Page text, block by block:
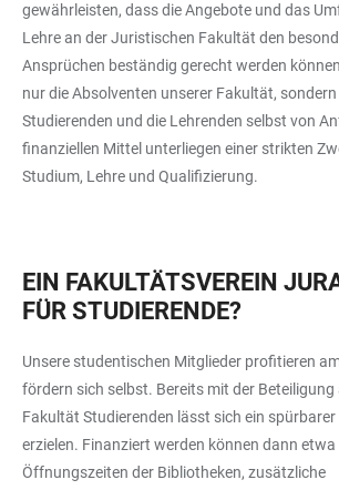
gewährleisten, dass die Angebote und das
Lehre an der Juristischen Fakultät den
Ansprüchen beständig gerecht werden
nur die Absolventen unserer Fakultät,
Studierenden und die Lehrenden selbst von
finanziellen Mittel unterliegen einer strikten
Studium, Lehre und Qualifizierung.
EIN FAKULTÄTSVEREIN
FÜR STUDIERENDE?
Unsere studentischen Mitglieder profitieren
fördern sich selbst. Bereits mit der Beteiligung
Fakultät Studierenden lässt sich ein
erzielen. Finanziert werden können dann etwa
Öffnungszeiten der Bibliotheken, zusätzliche